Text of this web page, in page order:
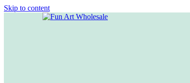
Skip to content